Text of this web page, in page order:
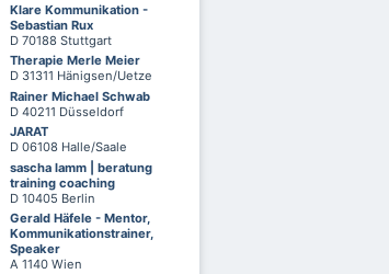
Klare Kommunikation -
Sebastian Rux
D 70188 Stuttgart
Therapie Merle Meier
D 31311 Hänigsen/Uetze
Rainer Michael Schwab
D 40211 Düsseldorf
JARAT
D 06108 Halle/Saale
sascha lamm | beratung
training coaching
D 10405 Berlin
Gerald Häfele - Mentor,
Kommunikationstrainer,
Speaker
A 1140 Wien